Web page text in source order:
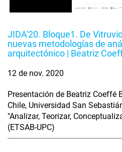
JIDA'20. Bloque1. De
nuevas metodologías de
arquitectónico | Beatriz
12 de nov. 2020
Presentación de Beatriz Coeffé
Chile, Universidad San
"Analizar, Teorizar,
(ETSAB-UPC)